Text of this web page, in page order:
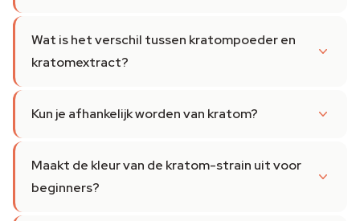
Wat is het verschil tussen kratompoeder en
kratomextract?
Kun je afhankelijk worden van kratom?
Maakt de kleur van de kratom-strain uit voor
beginners?